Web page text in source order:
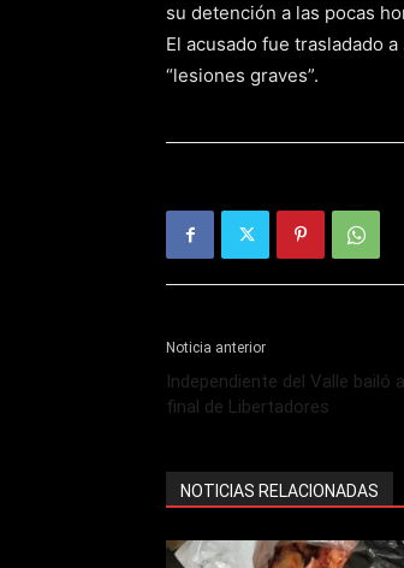
su detención a las pocas
El acusado fue trasladado
“lesiones graves”.
Noticia anterior
Independiente del Valle bailó
final de Libertadores
NOTICIAS RELACIONADAS